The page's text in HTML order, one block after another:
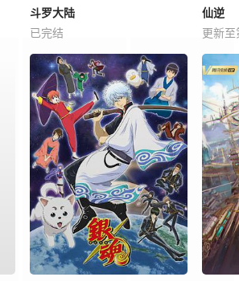
斗罗大陆
已完结
仙逆
更新至